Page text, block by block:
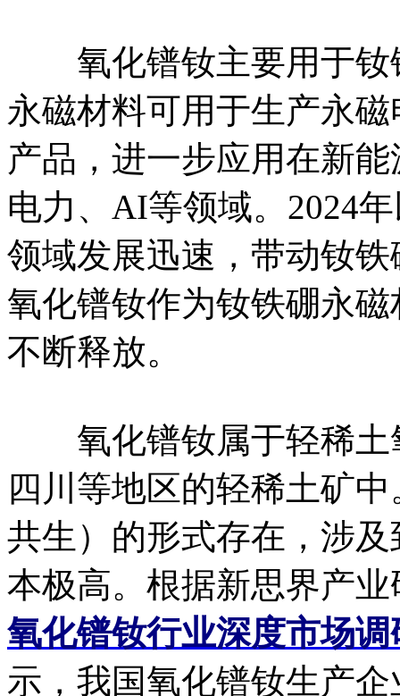
氧化镨钕主要用于钕
永磁材料可用于生产永
产品，进一步应用在新
电力、AI等领域。2024
领域发展迅速，带动钕
氧化镨钕作为钕铁硼永
不断释放。
氧化镨钕属于轻稀土
四川等地区的轻稀土矿
共生）的形式存在，涉
本极高。根据新思界产
氧化镨钕行业深度市场
示，我国氧化镨钕生产